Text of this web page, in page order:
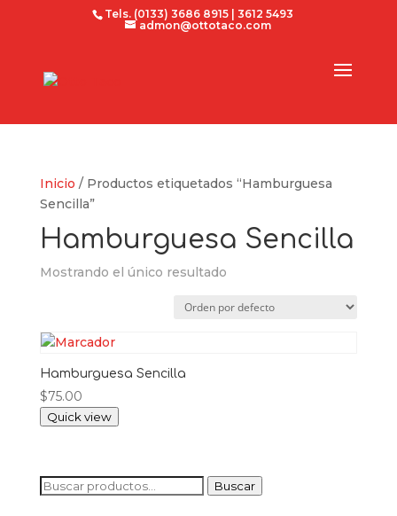
Tels. (0133) 3686 8915 | 3612 5493
admon@ottotaco.com
Inicio / Productos etiquetados “Hamburguesa
Sencilla”
Hamburguesa Sencilla
Mostrando el único resultado
Hamburguesa Sencilla
$75.00
Quick view
Buscar
Buscar